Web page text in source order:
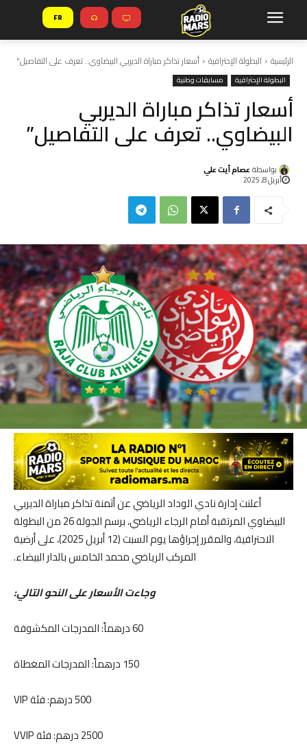
FR
الرئيسية البطولة الإحترافية أسعار تذاكر مباراة الديربي البيضاوي.. تعرف على التفاصيل"
البطولة الإحترافية مسابقات وطنية
أسعار تذاكر مباراة الديربي
البيضاوي.. تعرف على التفاصيل”
بواسطة عصام أيت علي
أبريل 8, 2025
أعلنت إدارة نادي الوداد الرياضي عن أثمنة تذاكر مباراة الديربي
البيضاوي المرتقبة أمام الرجاء الرياضي، برسم الجولة 26 من البطولة
الاحترافية، والمقرر إجراؤها يوم السبت (12 أبريل 2025)، على أرضية
المركب الرياضي محمد الخامس بالدار البيضاء.
وجاءت الأسعار على النحو التالي:
60 درهماً: المدرجات المكشوفة
150 درهماً: المدرجات المغطاة
500 درهم: فئة VIP
2500 درهم: فئة VVIP